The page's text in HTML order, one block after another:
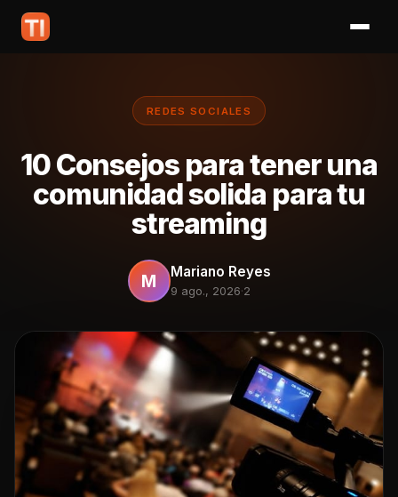
REDES SOCIALES
10 Consejos para tener una
comunidad solida para tu
streaming
M Mariano Reyes
9 ago., 2026·2